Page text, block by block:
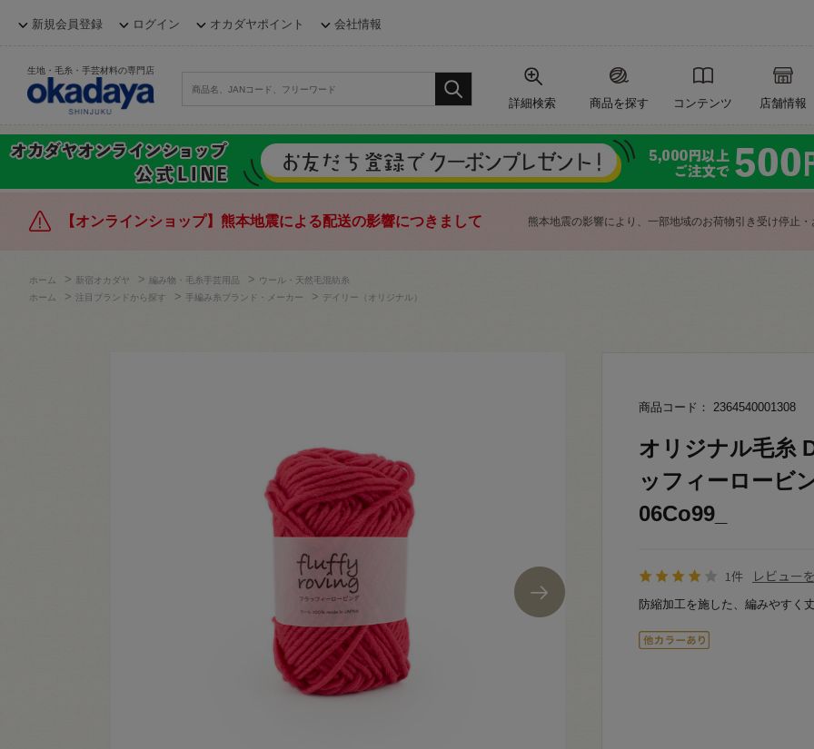
新規会員登録 ログイン オカダヤポイント 会社情報
生地・毛糸・手芸材料の専門店
詳細検索 商品を探す コンテンツ 店舗情報
【オンラインショップ】熊本地震による配送の影響につきまして 熊本地震の影響により、一部地域のお荷物引き受け停止
ホーム > 新宿オカダヤ > 編み物・毛糸手芸用品 > ウール・天然毛混紡糸
ホーム
> 注目ブランドから探す > 手編み糸ブランド・メーカー > デイリー（オリジナル）
商品コード： 2364540001308
オリジナル毛糸
ッフィーロービ
06Co99_
1件 レビュー
防縮加工を施した、編みやすく